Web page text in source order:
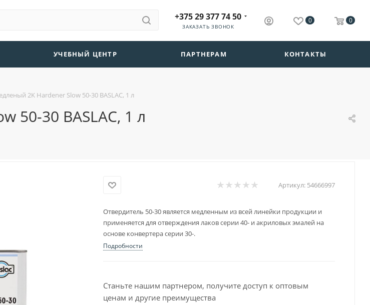
+375 29 377 74 50
ЗАКАЗАТЬ ЗВОНОК
0 0
УЧЕБНЫЙ ЦЕНТР ПАРТНЕРАМ КОНТАКТЫ
2K Hardener Slow 50-30 BASLAC, 1 л
50-30 BASLAC, 1 л
Артикул: 54666997
Отвердитель 50-30 является медленным из всей линейки продукции и
применяется для отверждения лаков серии 40- и акриловых эмалей на
основе конвертера серии 30-.
Подробности
Станьте нашим партнером, получите доступ к оптовым
ценам и другие преимущества